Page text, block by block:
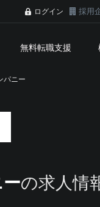
ログイン 採用
無料転職支援
パニー
の求人情